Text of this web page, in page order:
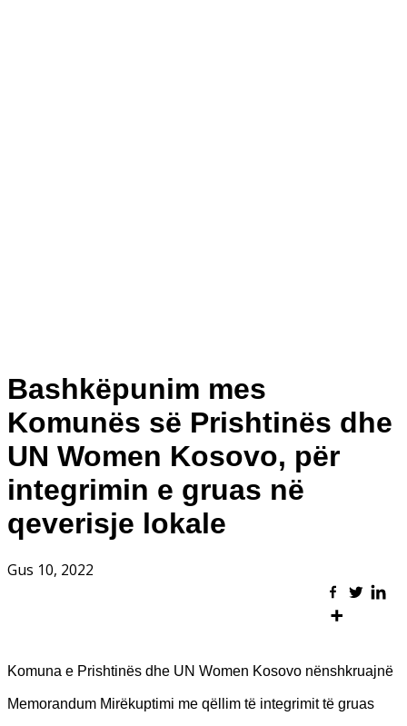
Bashkëpunim mes
Komunës së Prishtinës dhe
UN Women Kosovo, për
integrimin e gruas në
qeverisje lokale
Gus 10, 2022
Komuna e Prishtinës dhe UN Women Kosovo nënshkruajnë
Memorandum Mirëkuptimi me qëllim të integrimit të gruas